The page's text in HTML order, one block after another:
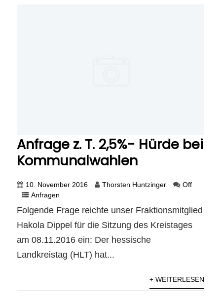
Anfrage z. T. 2,5%- Hürde bei
Kommunalwahlen
10. November 2016 Thorsten Huntzinger
Off
Anfragen
Folgende Frage reichte unser Fraktionsmitglied
Hakola Dippel für die Sitzung des Kreistages
am 08.11.2016 ein: Der hessische
Landkreistag (HLT) hat...
+ WEITERLESEN